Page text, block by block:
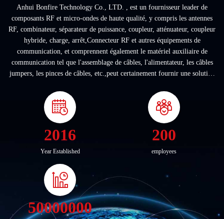
Anhui Bonfire Technology Co., LTD. , est un fournisseur leader de
composants RF et micro-ondes de haute qualité, y compris les antennes
RF, combinateur, séparateur de puissance, coupleur, atténuateur, coupleur
hybride, charge, arrêt,Connecteur RF et autres équipements de
communication, et comprennent également le matériel auxiliaire de
communication tel que l'assemblage de câbles, l'alimentateur, les câbles
jumpers, les pinces de câbles, etc.,peut certainement fournir une solution
2016
Year Established
200
employees
50000000